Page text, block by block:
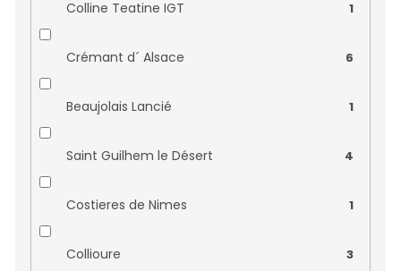
0
Raymond Morin 0
Roca Egea 0
Tenuta la Presa 0
Tines de Roqueta 0
Varias 0
Colline Teatine IGT 1
Crémant d´ Alsace 6
Beaujolais Lancié 1
Saint Guilhem le Désert 4
Costieres de Nimes 1
Collioure 3